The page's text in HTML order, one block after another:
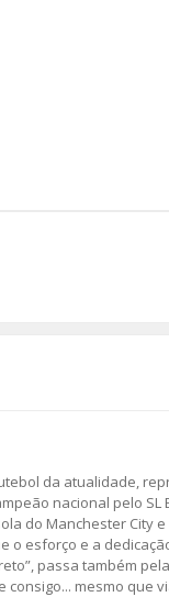
da atualidade,
nacional pelo
do Manchester City
o esforço e a
passa também
mesmo que